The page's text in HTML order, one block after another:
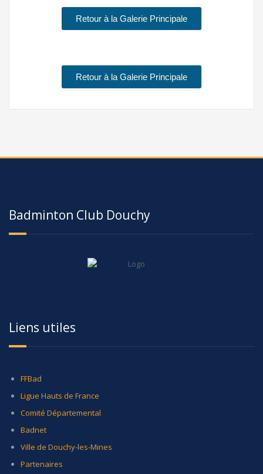
Retour à la Galerie Principale
Retour à la Galerie Principale
Badminton Club Douchy
Liens utiles
FFBad
Ligue Hauts de France
Comité Départemental
Badnet
Ville de Douchy-les-Mines
Partenaires